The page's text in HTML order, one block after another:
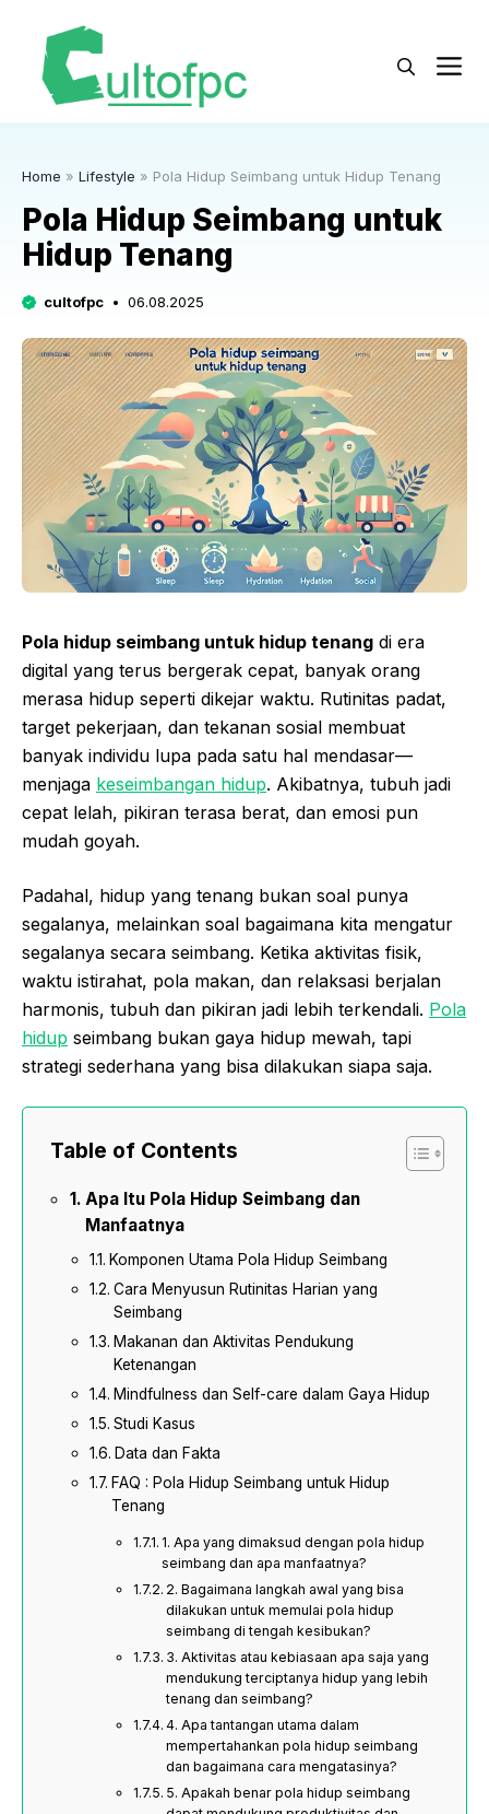
Home » Lifestyle » Pola Hidup Seimbang untuk Hidup Tenang
Pola Hidup Seimbang untuk
Hidup Tenang
cultofpc 06.08.2025
Pola hidup seimbang untuk hidup tenang di era
digital yang terus bergerak cepat, banyak orang
merasa hidup seperti dikejar waktu. Rutinitas padat,
target pekerjaan, dan tekanan sosial membuat
banyak individu lupa pada satu hal mendasar—
menjaga keseimbangan hidup. Akibatnya, tubuh jadi
cepat lelah, pikiran terasa berat, dan emosi pun
mudah goyah.
Padahal, hidup yang tenang bukan soal punya
segalanya, melainkan soal bagaimana kita mengatur
segalanya secara seimbang. Ketika aktivitas fisik,
waktu istirahat, pola makan, dan relaksasi berjalan
harmonis, tubuh dan pikiran jadi lebih terkendali. Pola
hidup seimbang bukan gaya hidup mewah, tapi
strategi sederhana yang bisa dilakukan siapa saja.
Table of Contents
Apa Itu Pola Hidup Seimbang dan
Manfaatnya
Komponen Utama Pola Hidup Seimbang
Cara Menyusun Rutinitas Harian yang
Seimbang
Makanan dan Aktivitas Pendukung
Ketenangan
Mindfulness dan Self-care dalam Gaya Hidup
Studi Kasus
Data dan Fakta
FAQ : Pola Hidup Seimbang untuk Hidup
Tenang
1. Apa yang dimaksud dengan pola hidup
seimbang dan apa manfaatnya?
2. Bagaimana langkah awal yang bisa
dilakukan untuk memulai pola hidup
seimbang di tengah kesibukan?
3. Aktivitas atau kebiasaan apa saja yang
mendukung terciptanya hidup yang lebih
tenang dan seimbang?
4. Apa tantangan utama dalam
mempertahankan pola hidup seimbang
dan bagaimana cara mengatasinya?
5. Apakah benar pola hidup seimbang